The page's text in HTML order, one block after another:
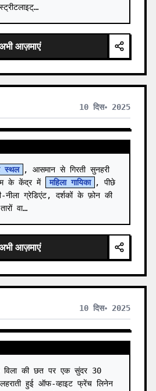
आज़माएं
10 दिस॰ 2025
स्थल
, आसमान से गिरती सुनहरी
के केंद्र में
महिला गायिका
, पीछे
नीला ग्रेडिएंट, दर्शकों के फ़ोन की
वा…
आज़माएं
10 दिस॰ 2025
की छत पर एक सुंदर 30
लहराती हुई ऑफ-व्हाइट फ्रेंच लिनेन